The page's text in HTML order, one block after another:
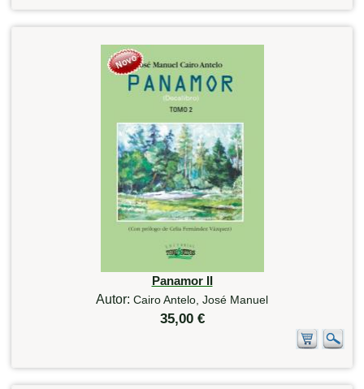
Panamor II
Autor: Cairo Antelo, José Manuel
35,00 €